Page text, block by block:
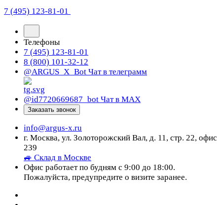
7 (495) 123-81-01
Телефоны
7 (495) 123-81-01
8 (800) 101-32-12
@ARGUS_X_Bot Чат в телеграмм
@id7720669687_bot Чат в МАХ
Заказать звонок
info@argus-x.ru
г. Москва, ул. Золоторожский Вал, д. 11, стр. 22, офис
239
🚙 Склад в Москве
Офис работает по будням с 9:00 до 18:00.
Пожалуйста, предупредите о визите заранее.